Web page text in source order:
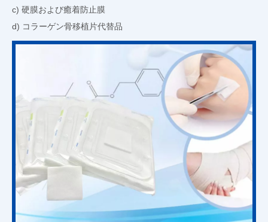
c) 硬膜および癒着防止膜
d) コラーゲン骨移植片代替品